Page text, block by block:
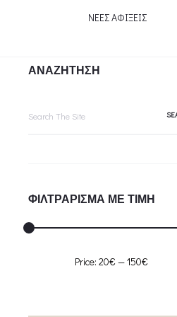
ΝΕΕΣ ΑΦΙΞΕΙΣ
ΑΝΑΖΗΤΗΣΗ
ΦΙΛΤΡΑΡΙΣΜΑ ΜΕ ΤΙΜΗ
Min
Max
Price: 20€ —150€